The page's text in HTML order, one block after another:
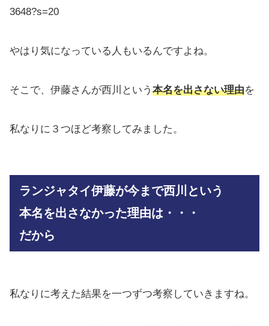
3648?s=20
やはり気になっている人もいるんですよね。
そこで、伊藤さんが西川という 本名を出さない理由を
私なりに３つほど考察してみました。
ランジャタイ伊藤が今まで西川という
本名を出さなかった理由は・・・
だから
私なりに考えた結果を一つずつ考察していきますね。